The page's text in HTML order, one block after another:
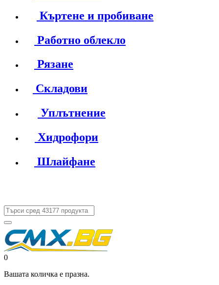
Къртене и пробиване
Работно облекло
Рязане
Складови
Уплътнение
Хидрофори
Шлайфане
0
Вашата количка е празна.